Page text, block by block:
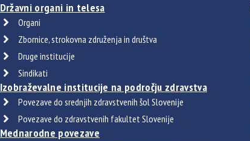
Državni organi in telesa
Organi
Zbornice, strokovna združenja in društva
Druge institucije
Sindikati
Izobraževalne institucije na področju zdravstva
Povezave do srednjih zdravstvenih šol Slovenije
Povezave do zdravstvenih fakultet Slovenije
Mednarodne povezave